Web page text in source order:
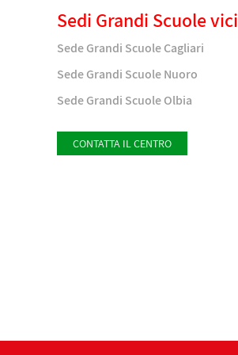
Sedi Grandi Scuole
Sede Grandi Scuole Cagliari
Sede Grandi Scuole Nuoro
Sede Grandi Scuole Olbia
CONTATTA IL CENTRO